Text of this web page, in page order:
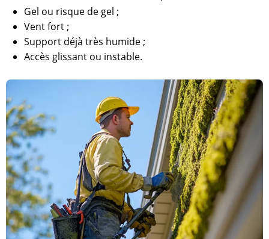
Gel ou risque de gel ;
Vent fort ;
Support déjà très humide ;
Accès glissant ou instable.